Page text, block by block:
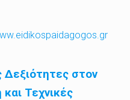
Δεξιότητες στον
Τεχνικές